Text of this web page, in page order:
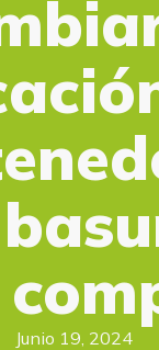
Junio 19, 2024